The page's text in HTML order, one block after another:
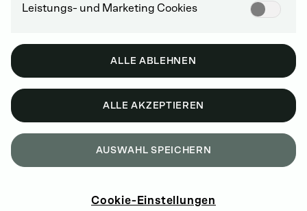
Unsere speziellen Kraftstoffadditive sind die perfekte
Leistungs- und Marketing Cookies
ALLE ABLEHNEN
ALLE AKZEPTIEREN
AUSWAHL SPEICHERN
Cookie-Einstellungen